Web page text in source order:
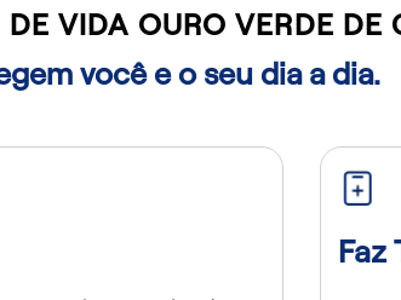
VIDA OURO VERDE DE
você e o seu dia a dia.
Faz